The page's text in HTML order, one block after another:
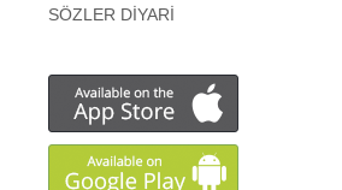
SÖZLER DİYARİ